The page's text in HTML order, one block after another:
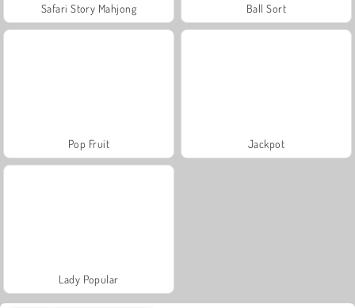
Safari Story Mahjong Ball Sort
Pop Fruit Jackpot
Lady Popular